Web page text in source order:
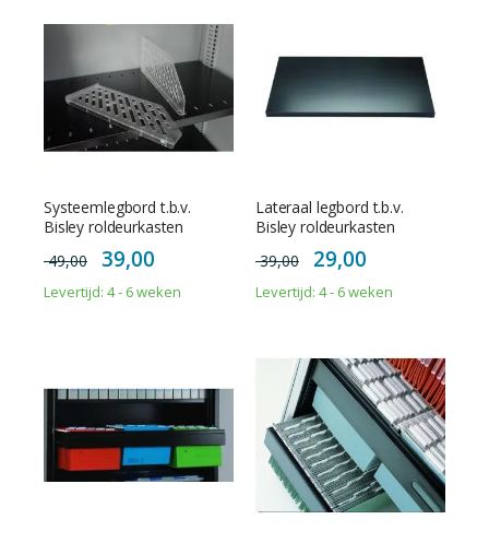
Systeemlegbord t.b.v.
Bisley roldeurkasten
49,00
Special
Price
39,00
Levertijd: 4 - 6 weken
Lateraal legbord t.b.v.
Bisley roldeurkasten
39,00
Special
Price
29,00
Levertijd: 4 - 6 weken